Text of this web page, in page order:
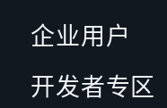
企业用户
开发者专区